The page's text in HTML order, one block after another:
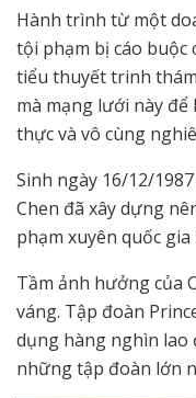
Hành trình từ một
tội phạm bị cáo buộc
tiểu thuyết trinh
mà mạng lưới này
thực và vô cùng
Sinh ngày 16/12/
Chen đã xây dựng
phạm xuyên quốc
Tầm ảnh hưởng của
váng. Tập đoàn
dụng hàng nghìn
những tập đoàn lớn